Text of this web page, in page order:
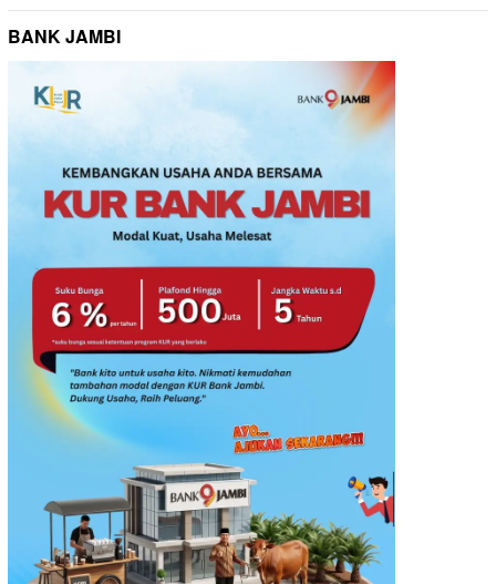
BANK JAMBI